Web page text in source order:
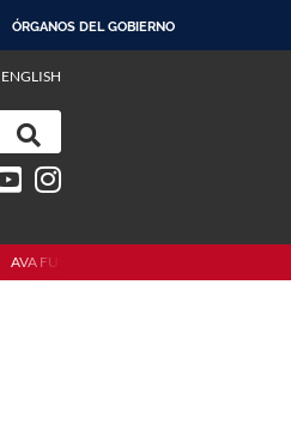
ÓRGANOS DEL GOBIERNO
ENGLISH
AVA FURG